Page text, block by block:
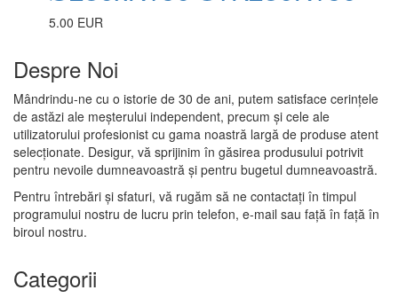
5.00 EUR
Despre Noi
Mândrindu-ne cu o istorie de 30 de ani, putem satisface cerințele
de astăzi ale meșterului independent, precum și cele ale
utilizatorului profesionist cu gama noastră largă de produse atent
selecționate. Desigur, vă sprijinim în găsirea produsului potrivit
pentru nevoile dumneavoastră și pentru bugetul dumneavoastră.
Pentru întrebări și sfaturi, vă rugăm să ne contactați în timpul
programului nostru de lucru prin telefon, e-mail sau față în față în
biroul nostru.
Categorii